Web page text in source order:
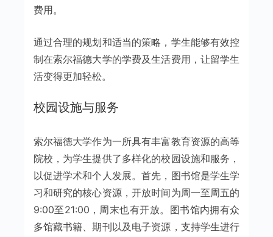
费用。
通过合理的规划和适当的策略，学生能够有效控
制在索尔福德大学的学费及生活费用，让留学生
活变得更加轻松。
校园设施与服务
索尔福德大学作为一所具有丰富教育资源的高等
院校，为学生提供了多样化的校园设施和服务，
以促进学术和个人发展。首先，图书馆是学生学
习和研究的核心资源，开放时间为周一至周五的
9:00至21:00，周末也有开放。图书馆内拥有众
多馆藏书籍、期刊以及电子资源，支持学生进行